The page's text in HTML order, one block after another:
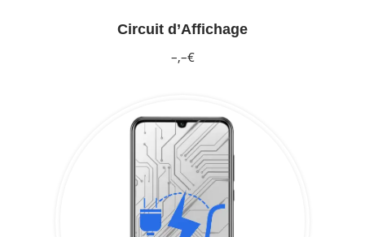
Circuit d’Affichage
–,–€